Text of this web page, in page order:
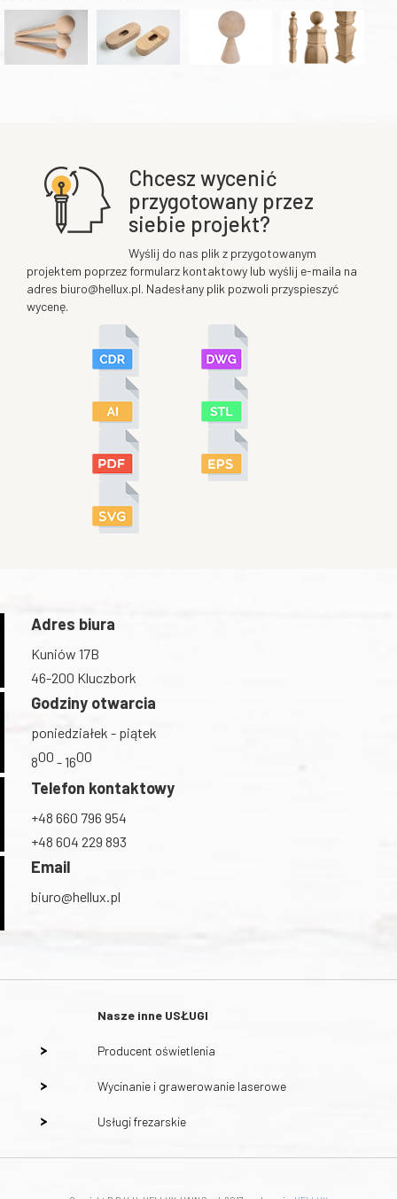
Chcesz wycenić
przygotowany przez
siebie projekt?
Wyślij do nas plik z przygotowanym
projektem poprzez formularz kontaktowy lub wyślij e-maila na
adres biuro@hellux.pl. Nadesłany plik pozwoli przyspieszyć
wycenę.
Adres biura
Kuniów 17B
46-200 Kluczbork
Godziny otwarcia
poniedziałek - piątek
800 - 1600
Telefon kontaktowy
+48 660 796 954
+48 604 229 893
Email
biuro@hellux.pl
Nasze inne USŁUGI
Producent oświetlenia
Wycinanie i grawerowanie laserowe
Usługi frezarskie